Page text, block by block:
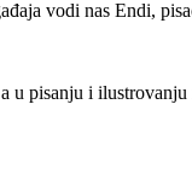
vodi nas Endi,
pisanju i